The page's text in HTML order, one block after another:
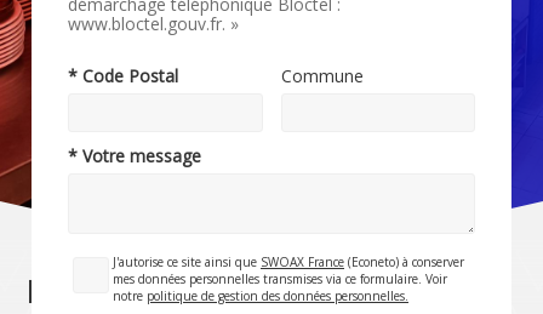
démarchage téléphonique Bloctel :
www.bloctel.gouv.fr. »
* Code Postal Commune
* Votre message
J'autorise ce site ainsi que SWOAX France (Econeto) à conserver
mes données personnelles transmises via ce formulaire. Voir
notre politique de gestion des données personnelles.
Nettoyage en milieu alimentaire